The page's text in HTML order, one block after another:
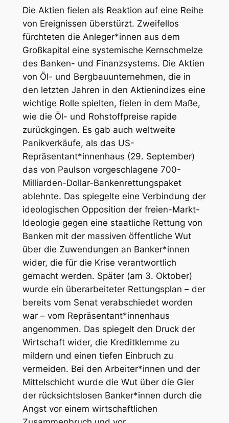
Die Aktien fielen als Reaktion auf eine Reihe
von Ereignissen überstürzt. Zweifellos
fürchteten die Anleger*innen aus dem
Großkapital eine systemische Kernschmelze
des Banken- und Finanzsystems. Die Aktien
von Öl- und Bergbauunternehmen, die in
den letzten Jahren in den Aktienindizes eine
wichtige Rolle spielten, fielen in dem Maße,
wie die Öl- und Rohstoffpreise rapide
zurückgingen. Es gab auch weltweite
Panikverkäufe, als das US-
Repräsentant*innenhaus (29. September)
das von Paulson vorgeschlagene 700-
Milliarden-Dollar-Bankenrettungspaket
ablehnte. Das spiegelte eine Verbindung der
ideologischen Opposition der freien-Markt-
Ideologie gegen eine staatliche Rettung von
Banken mit der massiven öffentliche Wut
über die Zuwendungen an Banker*innen
wider, die für die Krise verantwortlich
gemacht werden. Später (am 3. Oktober)
wurde ein überarbeiteter Rettungsplan – der
bereits vom Senat verabschiedet worden
war – vom Repräsentant*innenhaus
angenommen. Das spiegelt den Druck der
Wirtschaft wider, die Kreditklemme zu
mildern und einen tiefen Einbruch zu
vermeiden. Bei den Arbeiter*innen und der
Mittelschicht wurde die Wut über die Gier
der rücksichtslosen Banker*innen durch die
Angst vor einem wirtschaftlichen